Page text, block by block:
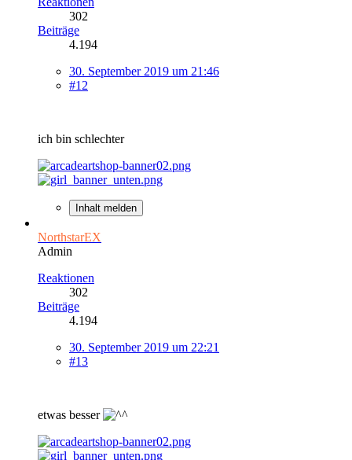
302
Beiträge
4.194
30. September 2019 um 21:46
#12
ich bin schlechter
Inhalt melden
NorthstarEX
Admin
Reaktionen
302
Beiträge
4.194
30. September 2019 um 22:21
#13
etwas besser